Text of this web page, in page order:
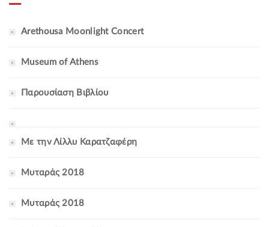
Arethousa Moonlight Concert
Museum of Athens
Παρουσίαση Βιβλίου
Με την Λίλλυ Καρατζαφέρη
Μυταράς 2018
Μυταράς 2018